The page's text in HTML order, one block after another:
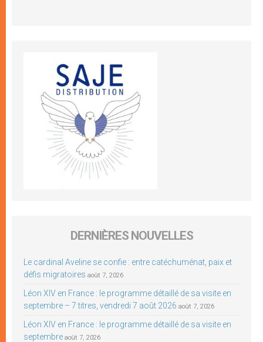
DERNIÈRES NOUVELLES
Le cardinal Aveline se confie : entre catéchuménat, paix et
défis migratoires août 7, 2026
Léon XIV en France : le programme détaillé de sa visite en
septembre – 7 titres, vendredi 7 août 2026 août 7, 2026
Léon XIV en France : le programme détaillé de sa visite en
septembre août 7, 2026